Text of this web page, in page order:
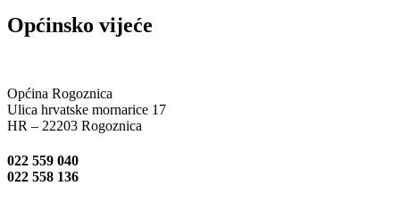
Općinsko vijeće
Općina Rogoznica
Ulica hrvatske mornarice 17
HR – 22203 Rogoznica
022 559 040
022 558 136